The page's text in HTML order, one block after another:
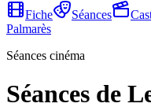
Fiche
Séances
Palmarès
Séances cinéma
Séances de